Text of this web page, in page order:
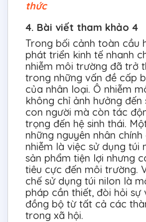
thức
4. Bài viết tham khảo 4
Trong bối cảnh toàn cầu
phát triển kinh tế nhanh
nhiễm môi trường đã trở
trong những vấn đề cấp
của nhân loại. Ô nhiễm
không chỉ ảnh hưởng đến
con người mà còn tác
trọng đến hệ sinh thái.
những nguyên nhân
nhiễm là việc sử dụng túi
sản phẩm tiện lợi nhưng
tiêu cực đến môi trường.
chế sử dụng túi nilon là
pháp cần thiết, đòi hỏi sự
đồng bộ từ tất cả các
trong xã hội.